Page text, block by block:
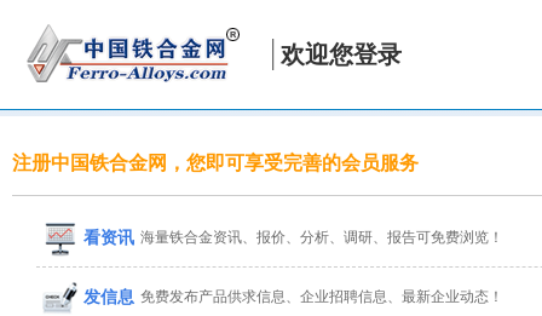
欢迎您登录
注册中国铁合金网，您即可享受完善的会员服务
看资讯 海量铁合金资讯、报价、分析、调研、报告可免费浏览！
发信息 免费发布产品供求信息、企业招聘信息、最新企业动态！